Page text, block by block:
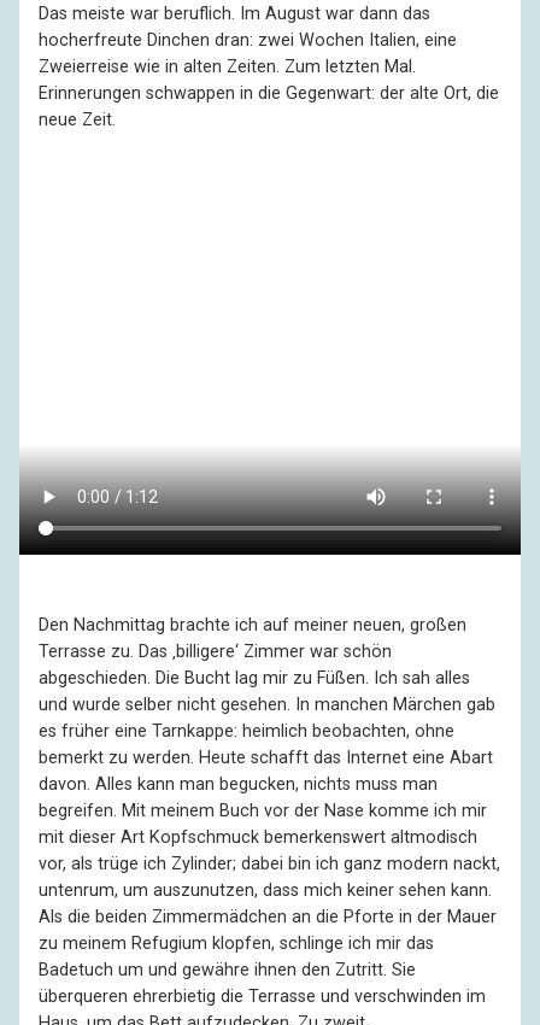
Das meiste war beruflich. Im August war dann das
hocherfreute Dinchen dran: zwei Wochen Italien, eine
Zweierreise wie in alten Zeiten. Zum letzten Mal.
Erinnerungen schwappen in die Gegenwart: der alte Ort, die
neue Zeit.
Den Nachmittag brachte ich auf meiner neuen, großen
Terrasse zu. Das ‚billigere‘ Zimmer war schön
abgeschieden. Die Bucht lag mir zu Füßen. Ich sah alles
und wurde selber nicht gesehen. In manchen Märchen gab
es früher eine Tarnkappe: heimlich beobachten, ohne
bemerkt zu werden. Heute schafft das Internet eine Abart
davon. Alles kann man begucken, nichts muss man
begreifen. Mit meinem Buch vor der Nase komme ich mir
mit dieser Art Kopfschmuck bemerkenswert altmodisch
vor, als trüge ich Zylinder; dabei bin ich ganz modern nackt,
untenrum, um auszunutzen, dass mich keiner sehen kann.
Als die beiden Zimmermädchen an die Pforte in der Mauer
zu meinem Refugium klopfen, schlinge ich mir das
Badetuch um und gewähre ihnen den Zutritt. Sie
überqueren ehrerbietig die Terrasse und verschwinden im